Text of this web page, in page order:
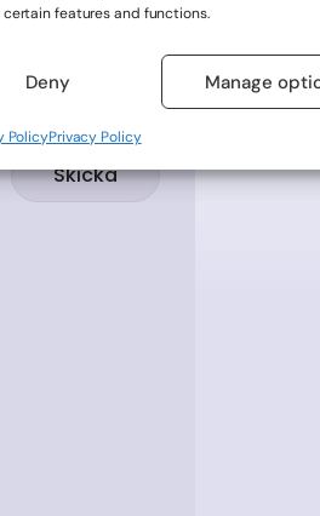
features and functions.
Deny Manage
PolicyPrivacy Policy
Skicka